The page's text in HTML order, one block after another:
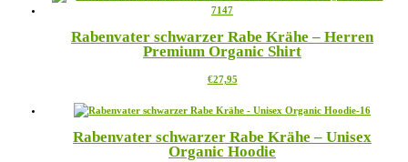
auf.
Die
können
der
gewählt
werden
Rabenvater schwarzer Rabe Krähe – Herren
Premium Organic Shirt
€27,95Dieses
weist
Varianten
auf.
Rabenvater schwarzer Rabe Krähe – Unisex
Organic Hoodie